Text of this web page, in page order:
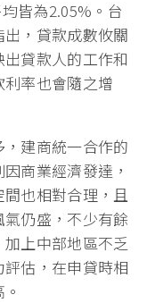
皆為2.05%。台
，貸款成數攸關
貸款人的工作和
率也會隨之增
建商統一合作的
商業經濟發達，
也相對合理，且
仍盛，不少有餘
上中部地區不乏
估，在申貸時相